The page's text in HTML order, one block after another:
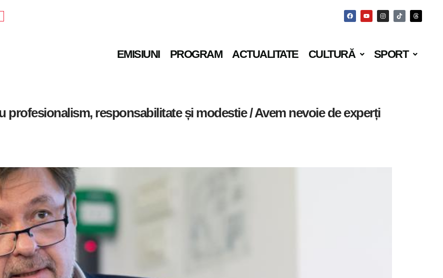
EMISIUNI PROGRAM ACTUALITATE CULTURĂ SPORT
profesionalism, responsabilitate și modestie / Avem nevoie de experți